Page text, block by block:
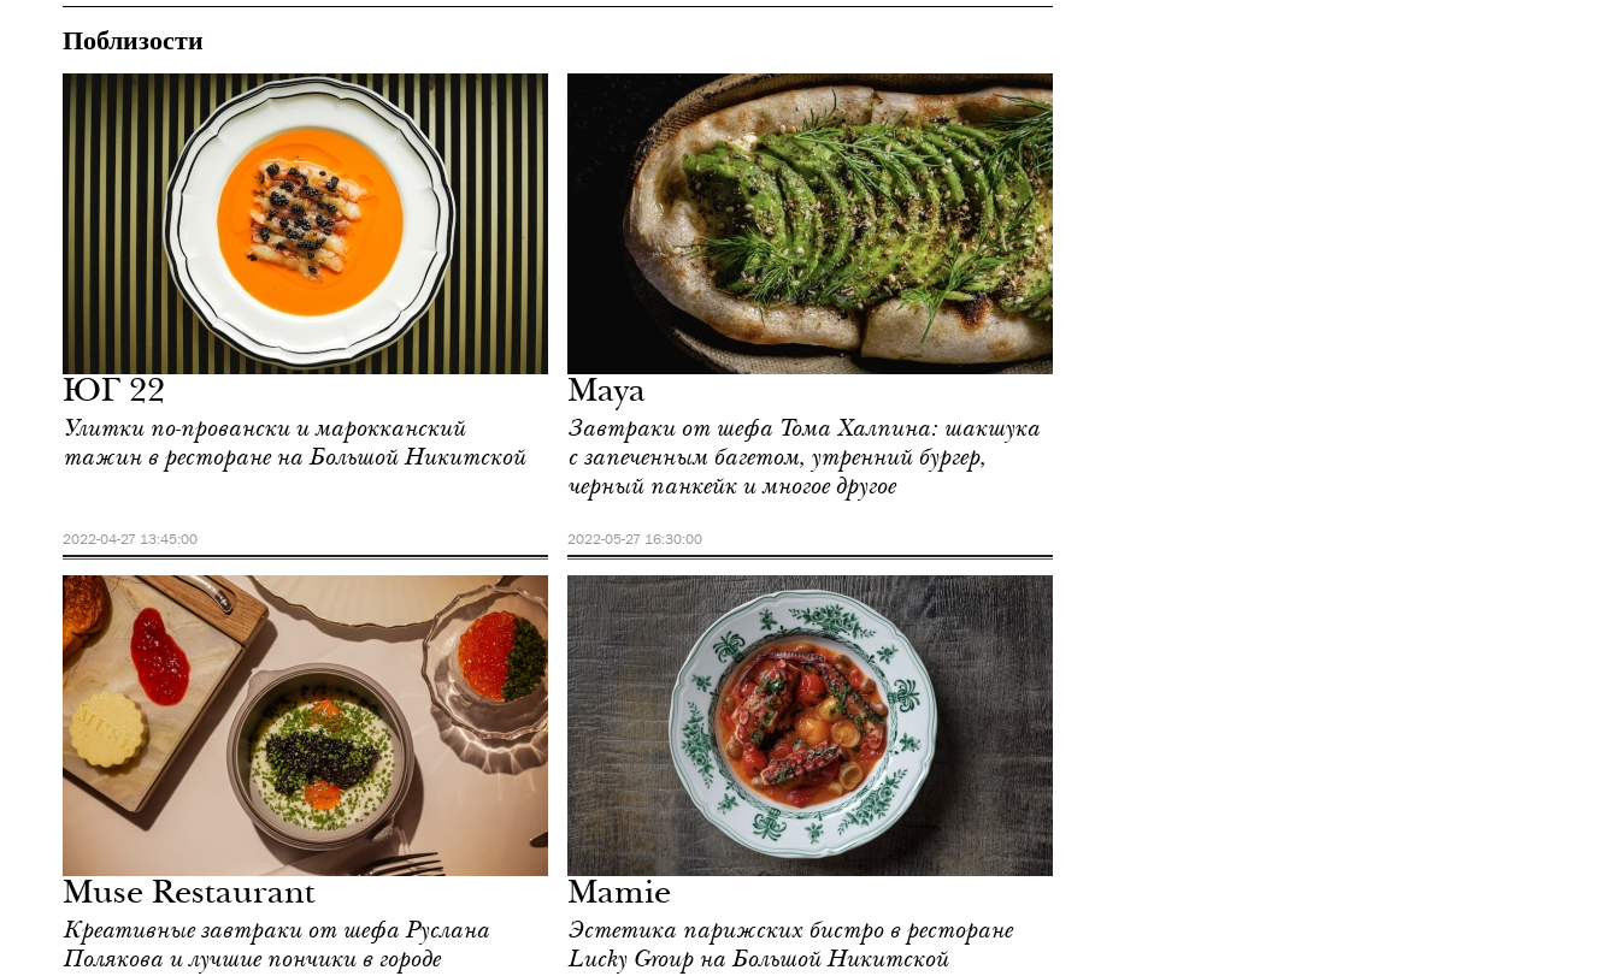
Поблизости
ЮГ 22
Улитки по-провански и марокканский
тажин в ресторане на Большой Никитской
2022-04-27 13:45:00
Maya
Завтраки от шефа Тома Халпина: шакшука
с запеченным багетом, утренний бургер,
черный панкейк и многое другое
2022-05-27 16:30:00
Muse Restaurant
Креативные завтраки от шефа Руслана
Полякова и лучшие пончики в городе
Mamie
Эстетика парижских бистро в ресторане
Lucky Group на Большой Никитской